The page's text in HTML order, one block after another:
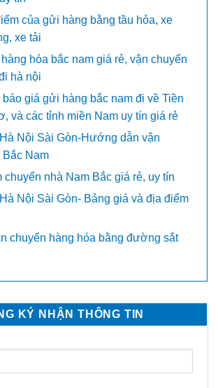
của gửi hàng bằng tầu hỏa, xe
xe tải
hóa bắc nam giá rẻ, vận chuyển
hà nội
giá gửi hàng bắc nam đi về Tiền
và các tỉnh miền Nam uy tín giá rẻ
Nội Sài Gòn-Hướng dẫn vận
Bắc Nam
chuyển nhà Nam Bắc giá rẻ, uy tín
Nội Sài Gòn- Bảng giá và địa điểm
chuyển hàng hóa bằng đường sắt
KÝ NHẬN THÔNG TIN